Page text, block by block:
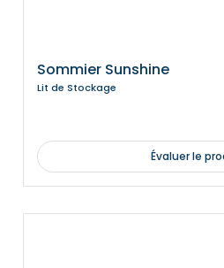
Sommier Sunshine
Lit de Stockage
Évaluer le